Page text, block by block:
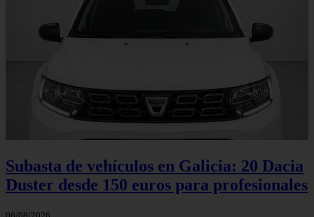
Subasta de vehículos en Galicia: 20 Dacia
Duster desde 150 euros para profesionales